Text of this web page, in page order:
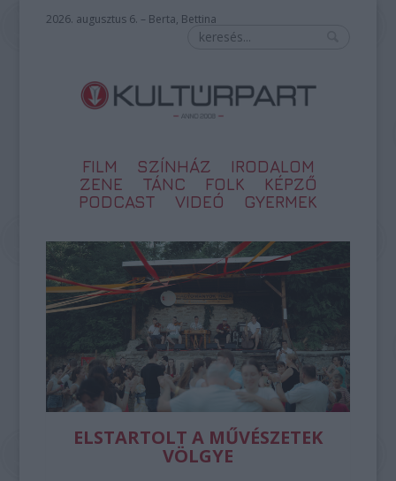
2026. augusztus 6. – Berta, Bettina
FILM SZÍNHÁZ
IRODALOM
ZENE
TÁNC FOLK
KÉPZŐ
PODCAST
VIDEÓ GYERMEK
ELSTARTOLT A MŰVÉSZETEK
VÖLGYE